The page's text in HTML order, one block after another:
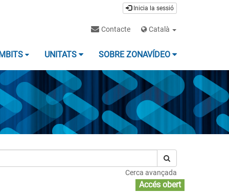
Inicia la sessió
Contacte Català
UNITATS SOBRE ZONAVÍDEO
Cerca avançada
Accés obert